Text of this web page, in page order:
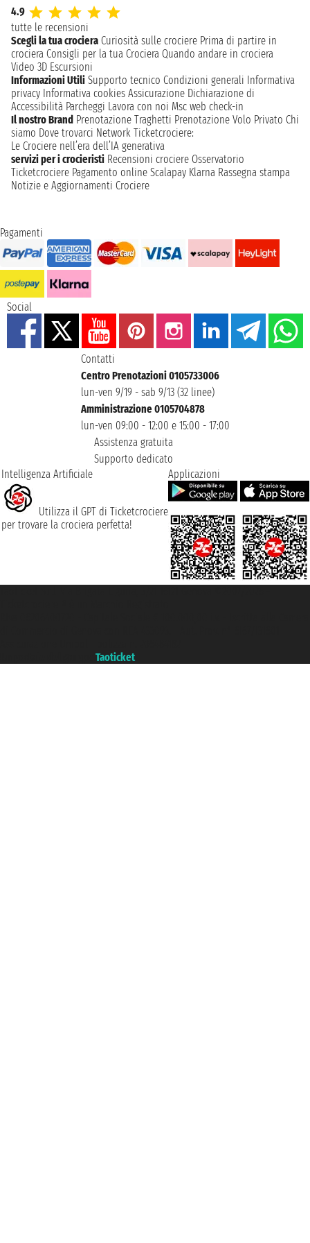
4.9
tutte le recensioni
Scegli la tua crociera Curiosità sulle crociere Prima di partire in
crociera Consigli per la tua Crociera Quando andare in crociera
Video 3D Escursioni
Informazioni Utili Supporto tecnico Condizioni generali Informativa
privacy Informativa cookies Assicurazione Dichiarazione di
Accessibilità Parcheggi Lavora con noi Msc web check-in
Il nostro Brand Prenotazione Traghetti Prenotazione Volo Privato Chi
siamo Dove trovarci Network Ticketcrociere:
Le Crociere nell’era dell’IA generativa
servizi per i crocieristi Recensioni crociere Osservatorio
Ticketcrociere Pagamento online Scalapay Klarna Rassegna stampa
Notizie e Aggiornamenti Crociere
Pagamenti
Social
Contatti
Centro Prenotazioni 0105733006
lun-ven 9/19 - sab 9/13 (32 linee)
Amministrazione 0105704878
lun-ven 09:00 - 12:00 e 15:00 - 17:00
Assistenza gratuita
Supporto dedicato
Intelligenza Artificiale
Utilizza il GPT di Ticketcrociere
per trovare la crociera perfetta!
Applicazioni
Taoticket